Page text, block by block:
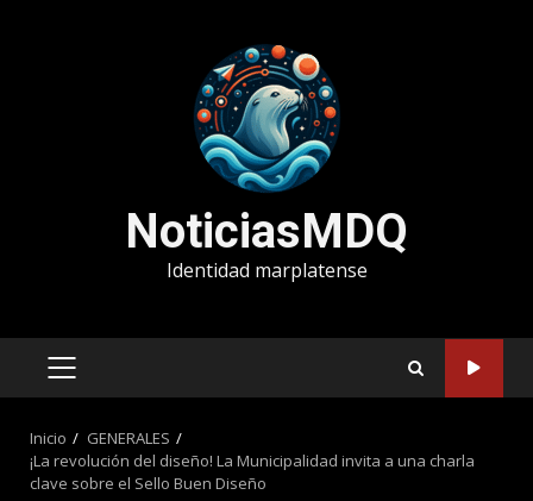
NoticiasMDQ
Identidad marplatense
MENÚ
Inicio
GENERALES
¡La revolución del diseño! La Municipalidad invita a una charla
clave sobre el Sello Buen Diseño